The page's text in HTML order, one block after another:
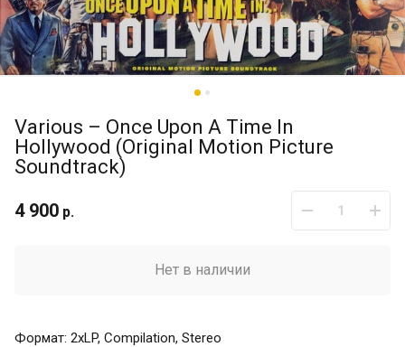
Various – Once Upon A Time In
Hollywood (Original Motion Picture
Soundtrack)
4 900 р.
Нет в наличии
Формат: 2xLP, Compilation, Stereo